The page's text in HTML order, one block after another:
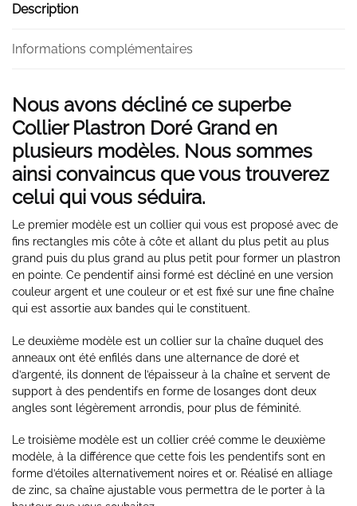
Description
Informations complémentaires
Nous avons décliné ce superbe
Collier Plastron Doré Grand en
plusieurs modèles. Nous sommes
ainsi convaincus que vous trouverez
celui qui vous séduira.
Le premier modèle est un collier qui vous est proposé avec de
fins rectangles mis côte à côte et allant du plus petit au plus
grand puis du plus grand au plus petit pour former un plastron
en pointe. Ce pendentif ainsi formé est décliné en une version
couleur argent et une couleur or et est fixé sur une fine chaîne
qui est assortie aux bandes qui le constituent.
Le deuxième modèle est un collier sur la chaîne duquel des
anneaux ont été enfilés dans une alternance de doré et
d’argenté, ils donnent de l’épaisseur à la chaîne et servent de
support à des pendentifs en forme de losanges dont deux
angles sont légèrement arrondis, pour plus de féminité.
Le troisième modèle est un collier créé comme le deuxième
modèle, à la différence que cette fois les pendentifs sont en
forme d’étoiles alternativement noires et or. Réalisé en alliage
de zinc, sa chaîne ajustable vous permettra de le porter à la